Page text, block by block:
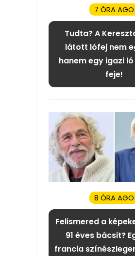
7 ÓRA AGO
Tudta? A
látott lófej nem
hanem egy igazi
feje!
8 ÓRA AGO
Felismered a
91 éves bácsit?
francia